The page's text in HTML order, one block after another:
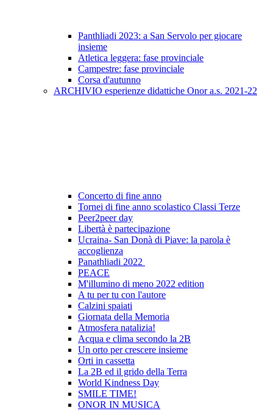
Panthliadi 2023: a San Servolo per giocare
insieme
Atletica leggera: fase provinciale
Campestre: fase provinciale
Corsa d'autunno
ARCHIVIO esperienze didattiche Onor a.s. 2021-22
Concerto di fine anno
Tornei di fine anno scolastico Classi Terze
Peer2peer day
Libertà è partecipazione
Ucraina- San Donà di Piave: la parola è
accoglienza
Panathliadi 2022
PEACE
M'illumino di meno 2022 edition
A tu per tu con l'autore
Calzini spaiati
Giornata della Memoria
Atmosfera natalizia!
Acqua e clima secondo la 2B
Un orto per crescere insieme
Orti in cassetta
La 2B ed il grido della Terra
World Kindness Day
SMILE TIME!
ONOR IN MUSICA